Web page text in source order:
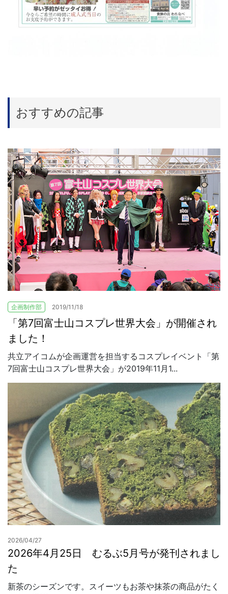
おすすめの記事
企画制作部 2019/11/18
「第7回富士山コスプレ世界大会」が開催され
ました！
共立アイコムが企画運営を担当するコスプレイベント「第
7回富士山コスプレ世界大会」が2019年11月1...
2026/04/27
2026年4月25日 むるぶ5月号が発刊されまし
た
新茶のシーズンです。スイーツもお茶や抹茶の商品がたく